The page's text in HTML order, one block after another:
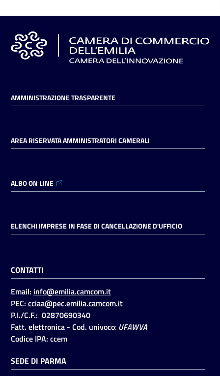
AMMINISTRAZIONE TRASPARENTE
AREA RISERVATA AMMINISTRATORI CAMERALI
ALBO ON LINE
ELENCHI IMPRESE IN FASE DI CANCELLAZIONE D'UFFICIO
CONTATTI
Email: info@emilia.camcom.it
PEC: cciaa@pec.emilia.camcom.it
P.I./C.F.: 02870690340
Fatt. elettronica - Cod. univoco: UFAWVA
Codice IPA: ccem
SEDE DI PARMA